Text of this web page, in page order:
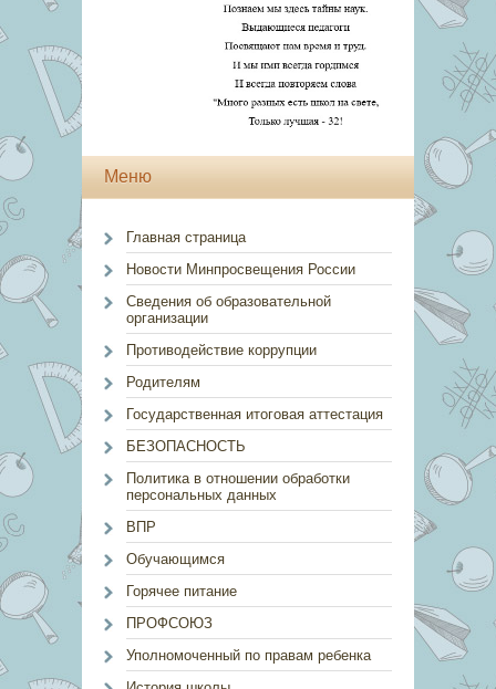
Меню
Главная страница
Новости Минпросвещения России
Сведения об образовательной
организации
Противодействие коррупции
Родителям
Государственная итоговая аттестация
БЕЗОПАСНОСТЬ
Политика в отношении обработки
персональных данных
ВПР
Обучающимся
Горячее питание
ПРОФСОЮЗ
Уполномоченный по правам ребенка